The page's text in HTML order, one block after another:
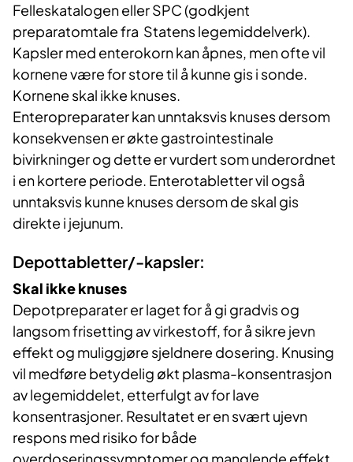
Felleskatalogen eller SPC (godkjent
preparatomtale fra Statens legemiddelverk).
Kapsler med enterokorn kan åpnes, men ofte vil
kornene være for store til å kunne gis i sonde.
Kornene skal ikke knuses.
Enteropreparater kan unntaksvis knuses dersom
konsekvensen er økte gastrointestinale
bivirkninger og dette er vurdert som underordnet
i en kortere periode. Enterotabletter vil også
unntaksvis kunne knuses dersom de skal gis
direkte i jejunum.
Depottabletter/-kapsler:
Skal ikke knuses
Depotpreparater er laget for å gi gradvis og
langsom frisetting av virkestoff, for å sikre jevn
effekt og muliggjøre sjeldnere dosering. Knusing
vil medføre betydelig økt plasma-konsentrasjon
av legemiddelet, etterfulgt av for lave
konsentrasjoner. Resultatet er en svært ujevn
respons med risiko for både